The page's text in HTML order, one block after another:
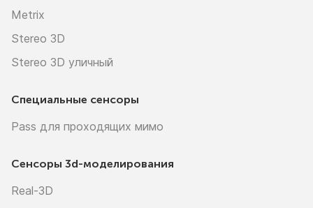
Metrix
Stereo 3D
Stereo 3D уличный
Специальные сенсоры
Pass для проходящих мимо
Сенсоры 3d-моделирования
Real-3D